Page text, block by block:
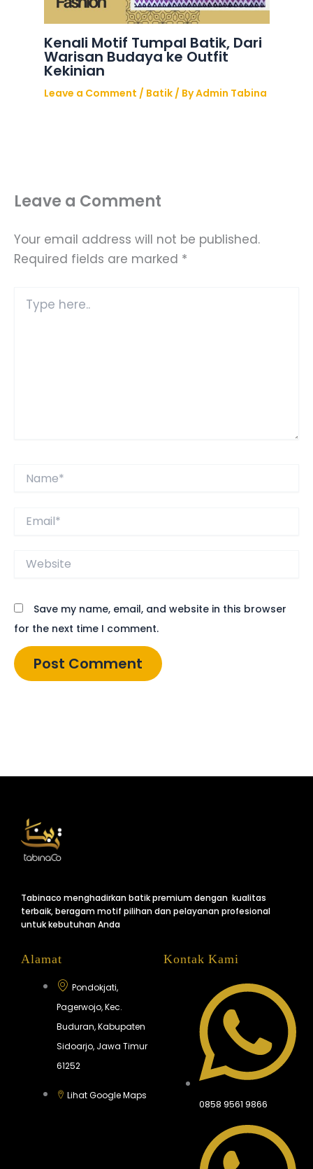
Kenali Motif Tumpal Batik, Dari
Warisan Budaya ke Outfit
Kekinian
Leave a Comment / Batik/ ByAdmin Tabina
Leave a Comment
Your email address will not be published.
Required fields are marked *
here..
Website
Save my name, email, and website in this browser
for the next time I comment.
Tabinaco menghadirkan batik premium dengan kualitas
terbaik, beragam motif pilihan dan pelayanan profesional
untuk kebutuhan Anda
Alamat
Pondokjati,
Pagerwojo, Kec.
Buduran, Kabupaten
Sidoarjo, Jawa Timur
61252
Lihat Google Maps
Kontak Kami
0858 9561 9866